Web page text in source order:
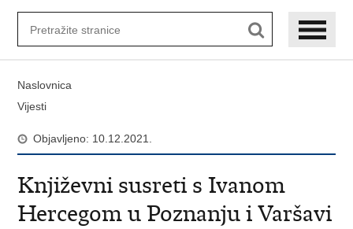
Naslovnica
Vijesti
Objavljeno: 10.12.2021.
Književni susreti s Ivanom
Hercegom u Poznanju i Varšavi